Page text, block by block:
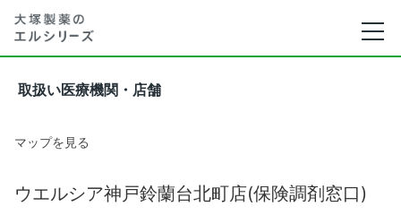
取扱い医療機関・店舗
マップを見る
ウエルシア神戸鈴蘭台北町店(保険調剤窓口)